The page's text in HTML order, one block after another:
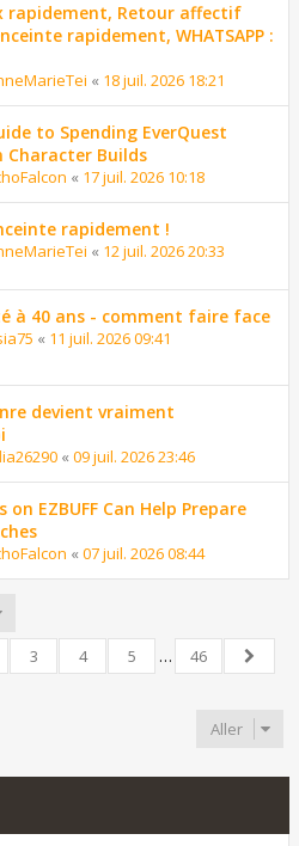
rapidement, Retour affectif
rapidement, WHATSAPP :
« 18 juil. 2026 18:21
to Spending EverQuest
Character Builds
« 17 juil. 2026 10:18
rapidement !
« 12 juil. 2026 20:33
à 40 ans - comment faire face
« 11 juil. 2026 09:41
devient vraiment
« 09 juil. 2026 23:46
on EZBUFF Can Help Prepare
« 07 juil. 2026 08:44
3 4 5 …
46
Suivant
Aller